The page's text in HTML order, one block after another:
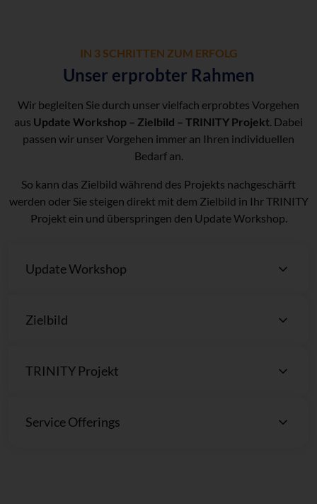
IN 3 SCHRITTEN ZUM ERFOLG
Unser erprobter Rahmen
Wir begleiten Sie durch unser vielfach erprobtes Vorgehen
aus Update Workshop – Zielbild – TRINITY Projekt . Dabei
passen wir unser Vorgehen immer an Ihren individuellen
Bedarf an.
So kann das Zielbild während des Projekts nachgeschärft
werden oder Sie steigen direkt mit dem Zielbild in Ihr TRINITY
Projekt ein und überspringen den Update Workshop.
Update Workshop
Zielbild
TRINITY Projekt
Service Offerings